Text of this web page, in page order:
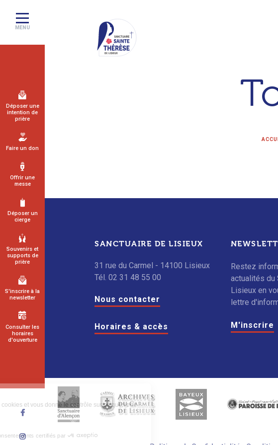
MENU
Déposer une
intention de
prière
Faire un don
Offrir une
messe
Déposer un
cierge
Souvenirs et
supports de
prière
S'inscrire à la
newsletter
Consulter les
horaires
d'ouverture
nous
SANCTUAIRE DE LISIEUX
31 rue du Carmel - 14100 Lisieux
Tél. 02 31 48 55 00
Nous contacter
Horaires & accès
Restez
actualités du
Lisieux en
lettre
M'inscrire
Ce site utilise des cookies et vous donne le contrôle sur ce que vous
souhaitez activer.
Consentements certifiés par